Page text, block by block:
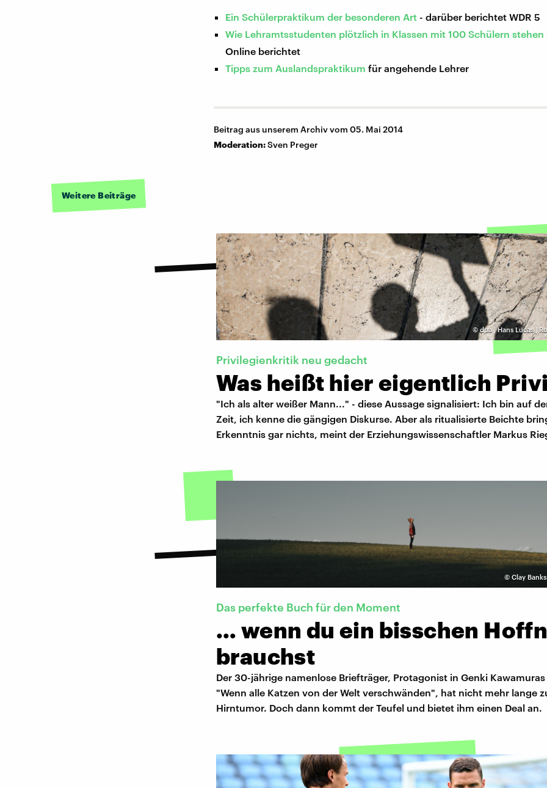
Ein Schülerpraktikum der besonderen Art - darüber berichtet WDR 5
Wie Lehramtsstudenten plötzlich in Klassen mit 100 Schülern stehen
Online berichtet
Tipps zum Auslandspraktikum für angehende Lehrer
Beitrag aus unserem Archiv vom 05. Mai 2014
Moderation:Sven Preger
Weitere Beiträge
©dpa | Hans Lucas |
Privilegienkritik neu gedacht
Was heißt hier eigentlich
"Ich als alter weißer Mann..." - diese Aussage signalisiert: Ich bin auf
Zeit, ich kenne die gängigen Diskurse. Aber als ritualisierte Beichte
Erkenntnis gar nichts, meint der Erziehungswissenschaftler Markus
© Clay
Das perfekte Buch für den Moment
… wenn du ein bisschen
brauchst
Der 30-jährige namenlose Briefträger, Protagonist in Genki
"Wenn alle Katzen von der Welt verschwänden", hat nicht mehr lange
Hirntumor. Doch dann kommt der Teufel und bietet ihm einen Deal an.